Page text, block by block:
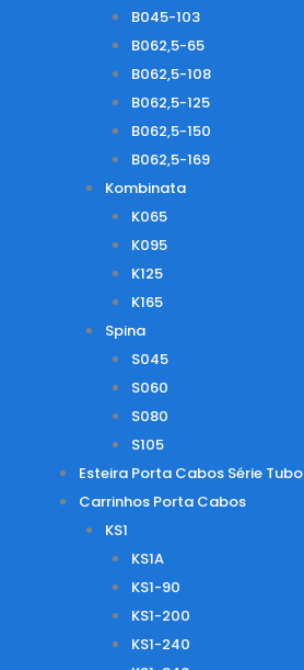
B045-103
B062,5-65
B062,5-108
B062,5-125
B062,5-150
B062,5-169
Kombinata
K065
K095
K125
K165
Spina
S045
S060
S080
S105
Esteira Porta Cabos Série Tubo
Carrinhos Porta Cabos
KS1
KS1A
KS1-90
KS1-200
KS1-240